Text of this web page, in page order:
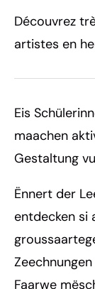
Découvrez
artistes en
Eis
maachen
Gestaltung
Ënnert der
entdecken si
Faarwe